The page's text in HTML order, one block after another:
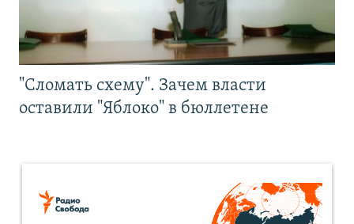
"Сломать схему". Зачем власти
оставили "Яблоко" в бюллетене